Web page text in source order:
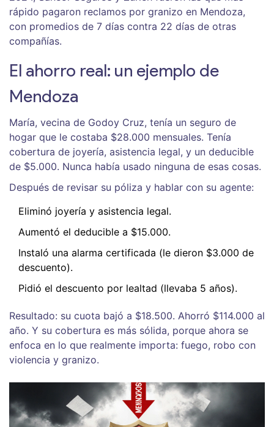
rápido pagaron reclamos por granizo en Mendoza,
con promedios de 7 días contra 22 días de otras
compañías.
El ahorro real: un ejemplo de
Mendoza
María, vecina de Godoy Cruz, tenía un seguro de
hogar que le costaba $28.000 mensuales. Tenía
cobertura de joyería, asistencia legal, y un deducible
de $5.000. Nunca había usado ninguna de esas cosas.
Después de revisar su póliza y hablar con su agente:
Eliminó joyería y asistencia legal.
Aumentó el deducible a $15.000.
Instaló una alarma certificada (le dieron $3.000 de
descuento).
Pidió el descuento por lealtad (llevaba 5 años).
Resultado: su cuota bajó a $18.500. Ahorró $114.000 al
año. Y su cobertura es más sólida, porque ahora se
enfoca en lo que realmente importa: fuego, robo con
violencia y granizo.